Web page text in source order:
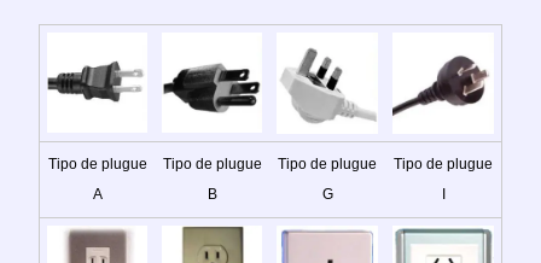
Tipo de plugue
A
Tipo de plugue
B
Tipo de plugue
G
Tipo de plugue
I